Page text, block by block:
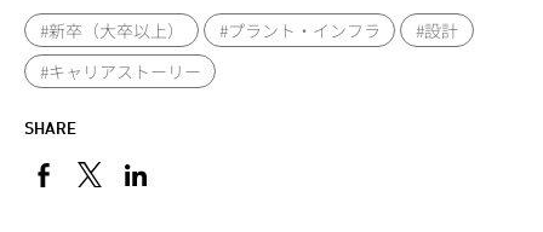
SHARE
#新卒（大卒以上） #プラント・インフラ
#設計
#キャリアストーリー